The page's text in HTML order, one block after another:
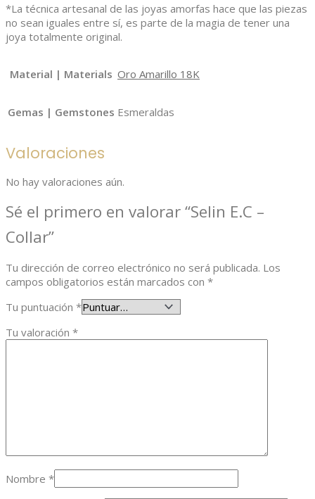
*La técnica artesanal de las joyas amorfas hace que las piezas
no sean iguales entre sí, es parte de la magia de tener una
joya totalmente original.
Material | Materials Oro Amarillo 18K
Gemas | Gemstones Esmeraldas
Valoraciones
No hay valoraciones aún.
Sé el primero en valorar “Selin E.C –
Collar”
Tu dirección de correo electrónico no será publicada. Los
campos obligatorios están marcados con *
Tu puntuación *
Tu valoración *
Nombre *